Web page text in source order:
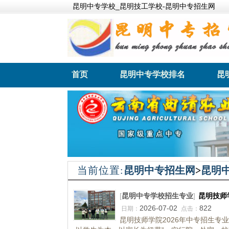
昆明中专学校_昆明技工学校-昆明中专招生网
首页 昆明中专学校排名 昆
昆明卫生职业学院 昆明财
当前位置: 昆明中专招生网>昆明
[昆明中专学校招生专业] 昆明技
日期： 2026-07-02 点击： 822
昆明技师学院2026年中专招生专